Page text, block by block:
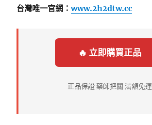
台灣唯一官網：www.2h2dtw.cc
🔥 立即購買正品
正品保證 藥師把關 滿額免運